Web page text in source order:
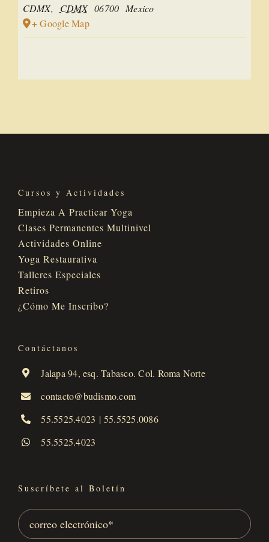
CDMX, CDMX 06700 Mexico
+ Google Map
Cursos y Actividades
Empieza A Practicar Yoga
Clases Permanentes Multinivel
Actividades Online
Yoga Restaurativa
Talleres Especiales
Retiros
¿Cómo Me Inscribo?
Contáctanos
Jalapa 94, esq. Tabasco. Col. Roma Norte
contacto@budismo.com
55.5525.4023 | 55.5525.0086
55.5525.4023
Suscríbete al Boletín